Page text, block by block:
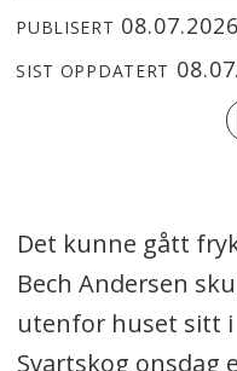
PUBLISERT
SIST OPPDATERT
Det kunne gått
Bech Andersen
utenfor huset sitt i
Svartskog onsdag